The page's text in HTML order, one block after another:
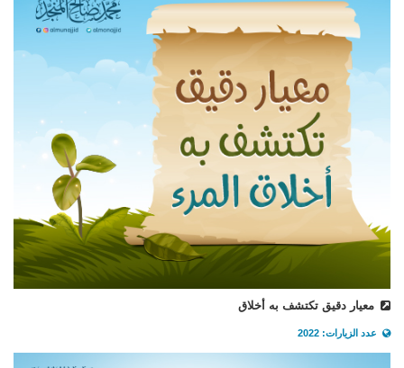
معيار دقيق تكتشف به أخلاق
عدد الزيارات: 2022